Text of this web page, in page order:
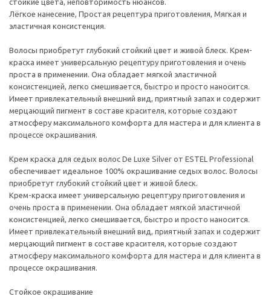
стойкие цвета, неповторимость нюансов.
Лёгкое нанесение, Простая рецептура приготовления, Мягкая и
эластичная консистенция.
Волосы приобретут глубокий стойкий цвет и живой блеск. Крем-
краска имеет универсальную рецептуру приготовления и очень
проста в применении. Она обладает мягкой эластичной
консистенцией, легко смешивается, быстро и просто наносится.
Имеет привлекательный внешний вид, приятный запах и содержит
мерцающий пигмент в составе красителя, которые создают
атмосферу максимального комфорта для мастера и для клиента в
процессе окрашивания.
Крем краска для седых волос De Luxe Silver от ESTEL Professional
обеспечивает идеальное 100% окрашивание седых волос. Волосы
приобретут глубокий стойкий цвет и живой блеск.
Крем-краска имеет универсальную рецептуру приготовления и
очень проста в применении. Она обладает мягкой эластичной
консистенцией, легко смешивается, быстро и просто наносится.
Имеет привлекательный внешний вид, приятный запах и содержит
мерцающий пигмент в составе красителя, которые создают
атмосферу максимального комфорта для мастера и для клиента в
процессе окрашивания.
Стойкое окрашивание